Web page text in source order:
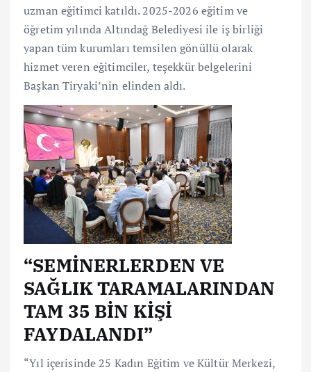
uzman eğitimci katıldı. 2025-2026 eğitim ve
öğretim yılında Altındağ Belediyesi ile iş birliği
yapan tüm kurumları temsilen gönüllü olarak
hizmet veren eğitimciler, teşekkür belgelerini
Başkan Tiryaki’nin elinden aldı.
“SEMİNERLERDEN VE
SAĞLIK TARAMALARINDAN
TAM 35 BİN KİŞİ
FAYDALANDI”
“Yıl içerisinde 25 Kadın Eğitim ve Kültür Merkezi,